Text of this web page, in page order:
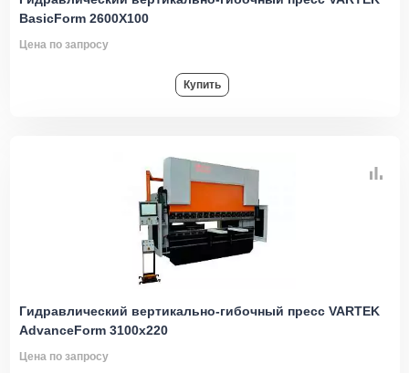
BasicForm 2600X100
Цена по запросу
Купить
Гидравлический вертикально-гибочный пресс VARTEK
AdvanceForm 3100x220
Цена по запросу